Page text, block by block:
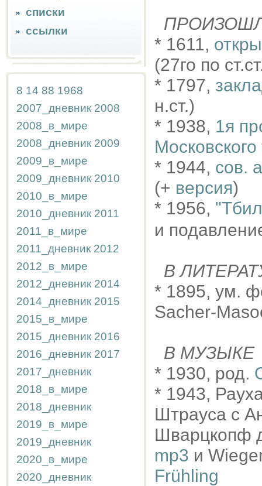
списки
ссылки
8 14 88 1968
2007_дневник 2008
2008_в_мире
2008_дневник 2009
2009_в_мире
2009_дневник 2010
2010_в_мире
2010_дневник 2011
2011_в_мире
2011_дневник 2012
2012_в_мире
2012_дневник 2014
2014_дневник 2015
2015_в_мире
2015_дневник 2016
2016_дневник 2017
2017_дневник
2018_в_мире
2018_дневник
2019_в_мире
2019_дневник
2020_в_мире
2020_дневник
* 1611,
(27го по
* 1797,
н.ст.)
* 1938, 1я
* 1944, сов.
(+ версия)
* 1956,
и
В
* 1895, ум.
Sacher-
В МУЗЫКЕ
* 1930, род.
* 1943,
Штрауса c
Шварцкопф
mp3 и
Frühling